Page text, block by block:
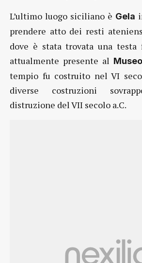
L’ultimo luogo siciliano è Gela
prendere atto dei resti
dove è stata trovata una
attualmente presente al
tempio fu costruito nel VI
diverse costruzioni
distruzione del VII secolo a.C.